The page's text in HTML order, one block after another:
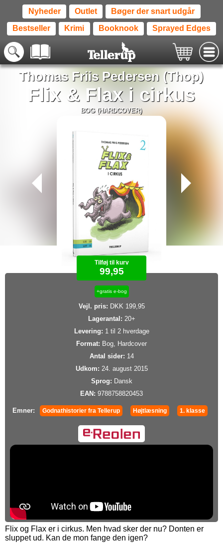
Nyheder Outlet Bøger der snart udgår
Bestseller Krimi Booknook Sprayed Edges
Thomas Friis Pedersen (Thop)
Flix & Flax i cirkus
BOG (HARDCOVER)
Tilføj til kurv
99,95
+gratis e-bog
Vejl. pris: DKK 199,95
Lagerantal: 20+
Levering: 1 til 2 hverdage
Format: Bog, Hardcover
Antal sider: 14
Udkom: 24. august 2015
Sprog: Dansk
EAN: 9788758820453
Emner: Godnathistorier fra Tellerup Højtlæsning 1. klasse
Flix og Flax er i cirkus. Men hvad sker der nu? Donten er
sluppet ud. Kan de mon fange den igen?